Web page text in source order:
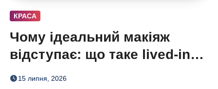
КРАСА
Чому ідеальний макіяж
відступає: що таке lived-in
beauty
15 липня, 2026